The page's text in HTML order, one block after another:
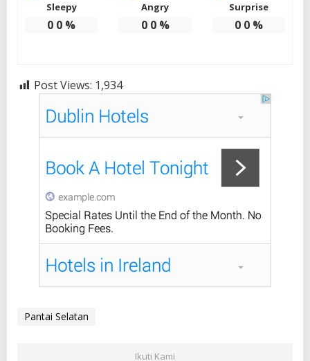
Sleepy
0 0 %
Angry
0 0%
Surprise
0 0%
Post Views: 1,934
Pantai Selatan
Ikuti Kami